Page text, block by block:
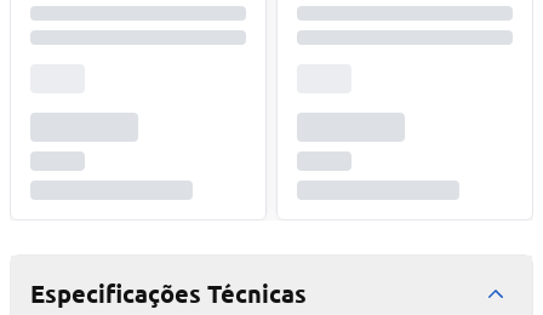
Especificações Técnicas